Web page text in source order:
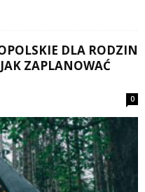
DLA RODZIN
ZAPLANOWAĆ
0